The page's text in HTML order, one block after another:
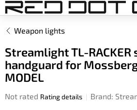
Skip
to
contentWeapon lights
Streamlight TL-RACKER
handguard for
MODEL
The
Not rated Rating details Brand: